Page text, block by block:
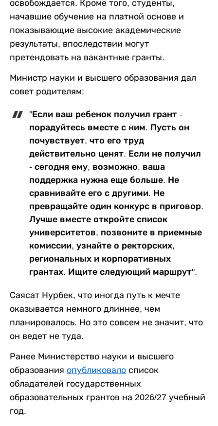
освобождается. Кроме того, студенты,
начавшие обучение на платной основе и
показывающие высокие академические
результаты, впоследствии могут
претендовать на вакантные гранты.
Министр науки и высшего образования дал
совет родителям:
"Если ваш ребенок получил грант -
порадуйтесь вместе с ним. Пусть он
почувствует, что его труд
действительно ценят. Если не получил
- сегодня ему, возможно, ваша
поддержка нужна еще больше. Не
сравнивайте его с другими. Не
превращайте один конкурс в приговор.
Лучше вместе откройте список
университетов, позвоните в приемные
комиссии, узнайте о ректорских,
региональных и корпоративных
грантах. Ищите следующий маршрут".
Саясат Нурбек, что иногда путь к мечте
оказывается немного длиннее, чем
планировалось. Но это совсем не значит, что
он ведет не туда.
Ранее Министерство науки и высшего
образования опубликовало список
обладателей государственных
образовательных грантов на 2026/27 учебный
год.